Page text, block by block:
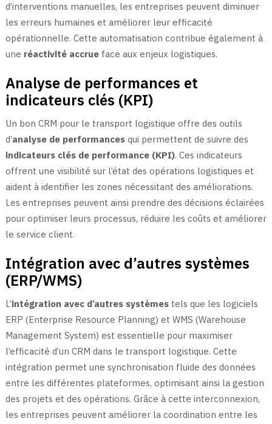
d’interventions manuelles, les entreprises peuvent diminuer
les erreurs humaines et améliorer leur efficacité
opérationnelle. Cette automatisation contribue également à
une réactivité accrueface aux enjeux logistiques.
Analyse de performances et
indicateurs clés (KPI)
Un bon CRM pour le transport logistique offre des outils
d’analyse de performancesqui permettent de suivre des
indicateurs clés de performance (KPI). Ces indicateurs
offrent une visibilité sur l’état des opérations logistiques et
aident à identifier les zones nécessitant des améliorations.
Les entreprises peuvent ainsi prendre des décisions éclairées
pour optimiser leurs processus, réduire les coûts et améliorer
le service client.
Intégration avec d’autres systèmes
(ERP/WMS)
L’intégration avec d’autres systèmestels que les logiciels
ERP (Enterprise Resource Planning) et WMS (Warehouse
Management System) est essentielle pour maximiser
l’efficacité d’un CRM dans le transport logistique. Cette
intégration permet une synchronisation fluide des données
entre les différentes plateformes, optimisant ainsi la gestion
des projets et des opérations. Grâce à cette interconnexion,
les entreprises peuvent améliorer la coordination entre les